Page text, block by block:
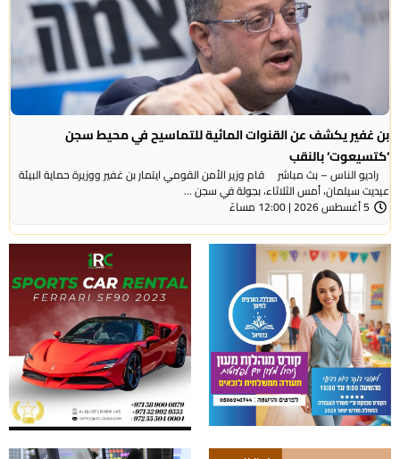
بن غفير يكشف عن القنوات المائية للتماسيح في محيط سجن
‘كتسيعوت‘ بالنقب
راديو الناس – بث مباشر قام وزير الأمن القومي ايتمار بن غفير ووزيرة حماية البيئة
عيديت سيلمان، أمس الثلاثاء، بجولة في سجن ...
5 أغسطس 2026 | 12:00 مساءً